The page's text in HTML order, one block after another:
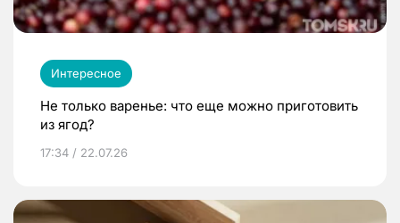
Интересное
Не только варенье: что еще можно приготовить
из ягод?
17:34 / 22.07.26